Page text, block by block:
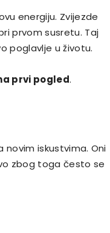
energiju. Zvijezde
prvom susretu. Taj
poglavlje u životu.
prvi pogled.
novim iskustvima. Oni
zbog toga često se